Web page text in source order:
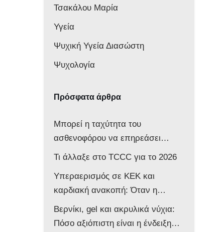
Τσακάλου Μαρία
Υγεία
Ψυχική Υγεία Διασώστη
Ψυχολογία
Πρόσφατα άρθρα
Μπορεί η ταχύτητα του
ασθενοφόρου να επηρεάσει
νευρολογικά ένα βρέφος;
Τι άλλαξε στο TCCC για το 2026
Υπεραερισμός σε ΚΕΚ και
καρδιακή ανακοπή: Όταν η
επιθετική αντιμετώπιση βλάπτει
τον ασθενή
Βερνίκι, gel και ακρυλικά νύχια:
Πόσο αξιόπιστη είναι η ένδειξη